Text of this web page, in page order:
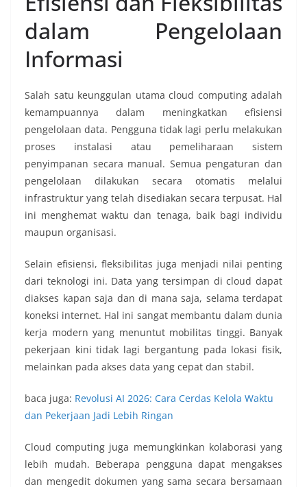
dalam Pengelolaan
Informasi
Salah satu keunggulan utama cloud computing adalah
kemampuannya dalam meningkatkan efisiensi
pengelolaan data. Pengguna tidak lagi perlu melakukan
proses instalasi atau pemeliharaan sistem
penyimpanan secara manual. Semua pengaturan dan
pengelolaan dilakukan secara otomatis melalui
infrastruktur yang telah disediakan secara terpusat. Hal
ini menghemat waktu dan tenaga, baik bagi individu
maupun organisasi.
Selain efisiensi, fleksibilitas juga menjadi nilai penting
dari teknologi ini. Data yang tersimpan di cloud dapat
diakses kapan saja dan di mana saja, selama terdapat
koneksi internet. Hal ini sangat membantu dalam dunia
kerja modern yang menuntut mobilitas tinggi. Banyak
pekerjaan kini tidak lagi bergantung pada lokasi fisik,
melainkan pada akses data yang cepat dan stabil.
baca juga: Revolusi AI 2026: Cara Cerdas Kelola Waktu
dan Pekerjaan Jadi Lebih Ringan
Cloud computing juga memungkinkan kolaborasi yang
lebih mudah. Beberapa pengguna dapat mengakses
dan mengedit dokumen yang sama secara bersamaan